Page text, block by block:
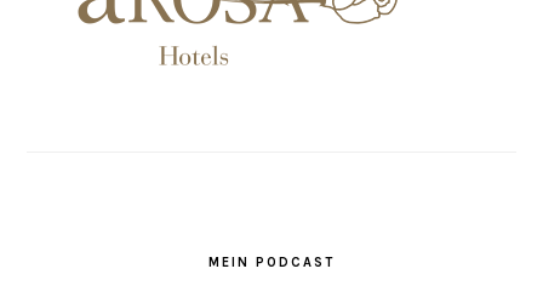
MEIN PODCAST